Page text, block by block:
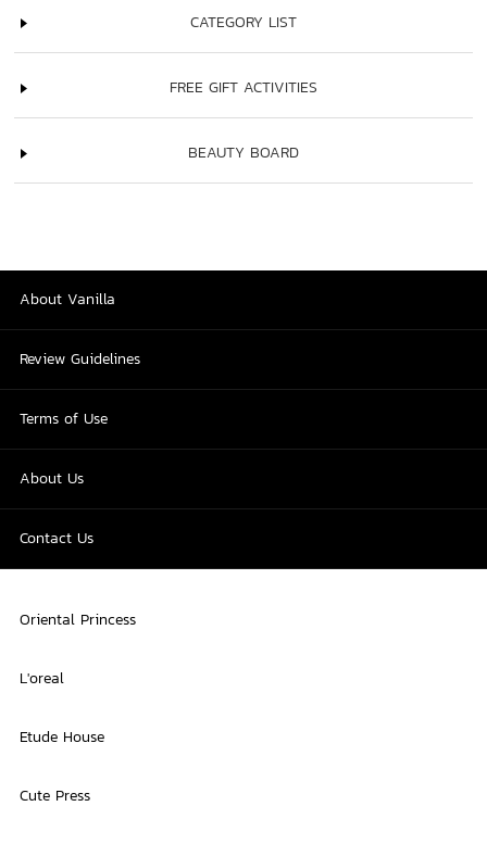
CATEGORY LIST
FREE GIFT ACTIVITIES
BEAUTY BOARD
About Vanilla
Review Guidelines
Terms of Use
About Us
Contact Us
Oriental Princess
L'oreal
Etude House
Cute Press